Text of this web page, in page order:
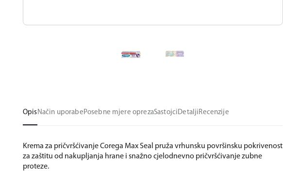
OpisNačin uporabePosebne mjere oprezaSastojciDetaljiRecenzije
Krema za pričvršćivanje Corega Max Seal pruža vrhunsku površinsku pokrivenost
za zaštitu od nakupljanja hrane i snažno cjelodnevno pričvršćivanje zubne
proteze.